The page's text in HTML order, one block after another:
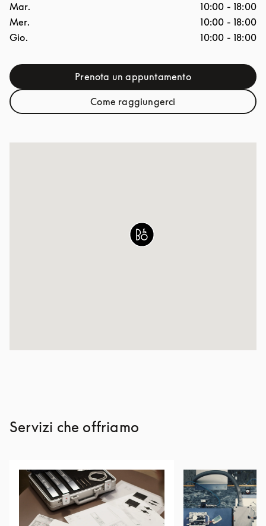
Mar.
10:00 - 18:00
Mer.
10:00 - 18:00
Gio.
10:00 - 18:00
Prenota un appuntamento
Link Opens in New Tab
Come raggiungerciLink Opens in New Tab
Servizi che offriamo